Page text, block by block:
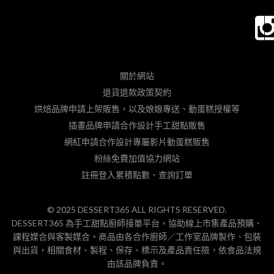
關於網站
退貨退款政策契約
烘焙品牌申請上架販售，以及娘娘專送、動蛋糕授權等
插畫品牌申請合作設計手工甜點販售
網紅申請合作設計專屬影片動蛋糕販售
粉絲免費加值協力網站
註冊登入累積點數、查詢訂單
© 2025 DESSERT365 ALL RIGHTS RESERVED.
DESSERT365 為手工甜點廚師接單平台，協助線上市集產品預購、
課程媒合與客製媒合。商品由各合作廚師／工作室品牌製作、包裝
與出貨，相關食材、製程、保存、標示及產品責任險，依食品法規
由該品牌負責。